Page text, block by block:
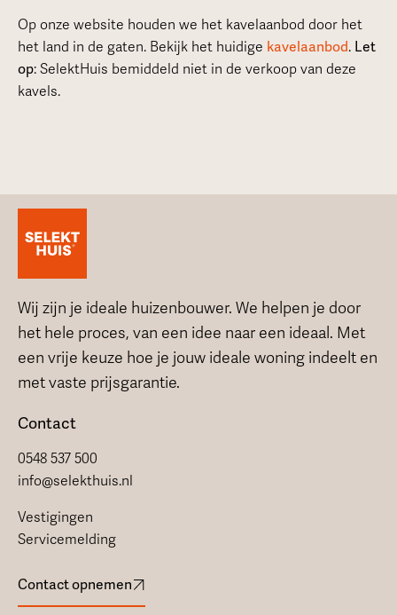
Op onze website houden we het kavelaanbod door het
het land in de gaten. Bekijk het huidige kavelaanbod. Let
op: SelektHuis bemiddeld niet in de verkoop van deze
kavels.
Wij zijn je ideale huizenbouwer. We helpen je door
het hele proces, van een idee naar een ideaal. Met
een vrije keuze hoe je jouw ideale woning indeelt en
met vaste prijsgarantie.
Contact
0548 537 500
info@selekthuis.nl
Vestigingen
Servicemelding
Contact opnemen